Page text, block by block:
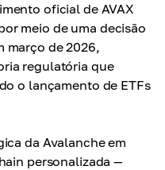
oficial de AVAX
meio de uma decisão
março de 2026,
regulatória que
o lançamento de ETFs
da Avalanche em
personalizada —